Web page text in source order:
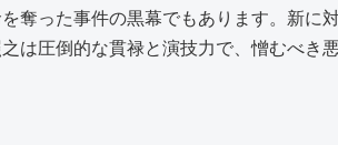
奪った事件の黒幕でもあります。新に
は圧倒的な貫禄と演技力で、憎むべき